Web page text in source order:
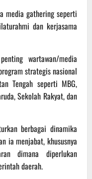
media gathering seperti
dan kerjasama
wartawan/media
strategis nasional
Tengah seperti MBG,
Sekolah Rakyat, dan
berbagai dinamika
ia menjabat, khususnya
dimana diperlukan
daerah.